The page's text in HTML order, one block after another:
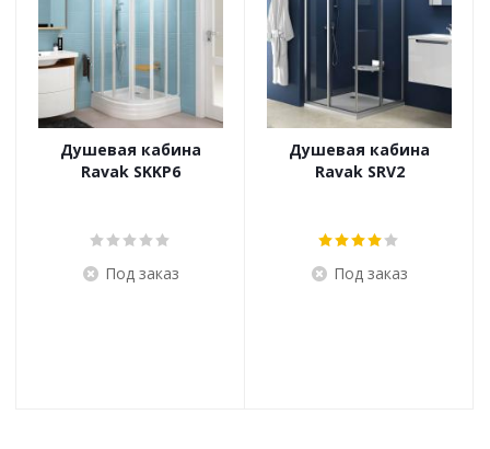
Душевая кабина
Ravak SKKP6
Под заказ
Душевая кабина
Ravak SRV2
Под заказ